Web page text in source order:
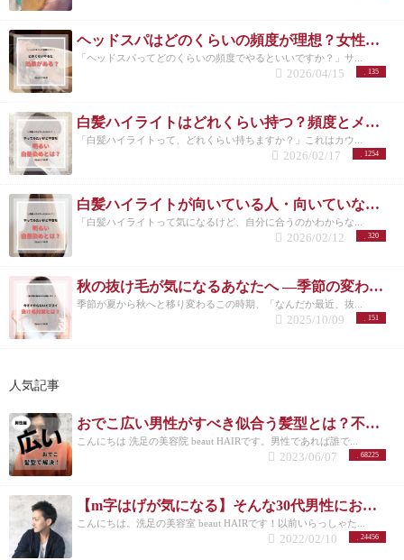
ヘッドスパはどのくらいの頻度が理想？女性に多い悩みと正しい通い方
「ヘッドスパってどのくらいの頻度でやるといいですか？」サ...
135
2026/04/15
白髪ハイライトはどれくらい持つ？頻度とメンテナンスの目安を解説
「白髪ハイライトって、どれくらい持ちますか？」これはカウ...
1254
2026/02/17
白髪ハイライトが向いている人・向いていない人｜後悔しない選び方 洗足
「白髪ハイライトって気になるけど、自分に合うのかわからな...
320
2026/02/12
秋の抜け毛が気になるあなたへ ―季節の変わり目に必要な頭皮ケアとは―
季節が夏から秋へと移り変わるこの時期、「なんだか最近、抜...
151
2025/10/09
人気記事
おでこ広い男性がすべき似合う髪型とは？不向きなメンズスタイルも紹介！
こんにちは 洗足の美容院 beaut HAIRです。男性であれば誰で...
68225
2023/06/07
【m字はげが気になる】そんな30代男性におすすめの髪型3選！
こんにちは。洗足の美容室 beaut HAIRです！以前いらっしゃた...
24456
2022/02/10